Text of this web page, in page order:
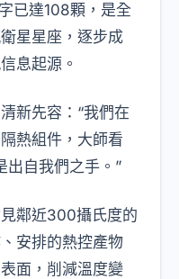
已達108顆，是全
星星座，逐步成
息起源。
新先容：“我們在
熱組件，大師看
出自我們之手。”
鄰近300攝氏度的
安排的熱控產物
面，削減溫度變